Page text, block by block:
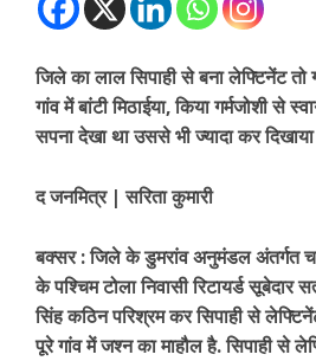
जिले का लाल सिपाही से बना लेफ्टिनेंट तो
गांव में बांटी मिठाईया, किया गर्मजोशी से
सपना देखा था उससे भी ज्यादा कर
द जनमित्र | सरिता कुमारी
बक्सर :जिले के डुमरांव अनुमंडल अंतर्गत
के पश्चिम टोला निवासी रिटायर्ड
सिंह कठिन परिश्रम कर सिपाही से
पूरे गांव में जश्न का माहौल है. सिपाही से